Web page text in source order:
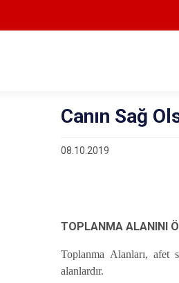
Canın Sağ
08.10.2019
TOPLANMA ALANINI
Toplanma Alanları, afet
alanlardır.